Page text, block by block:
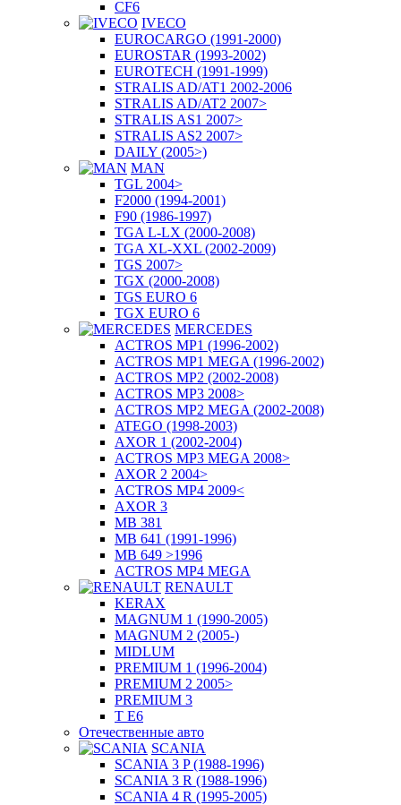
CF6
IVECO
EUROCARGO (1991-2000)
EUROSTAR (1993-2002)
EUROTECH (1991-1999)
STRALIS AD/AT1 2002-2006
STRALIS AD/AT2 2007>
STRALIS AS1 2007>
STRALIS AS2 2007>
DAILY (2005>)
MAN
TGL 2004>
F2000 (1994-2001)
F90 (1986-1997)
TGA L-LX (2000-2008)
TGA XL-XXL (2002-2009)
TGS 2007>
TGX (2000-2008)
TGS EURO 6
TGX EURO 6
MERCEDES
ACTROS MP1 (1996-2002)
ACTROS MP1 MEGA (1996-2002)
ACTROS MP2 (2002-2008)
ACTROS MP3 2008>
ACTROS MP2 MEGA (2002-2008)
ATEGO (1998-2003)
AXOR 1 (2002-2004)
ACTROS MP3 MEGA 2008>
AXOR 2 2004>
ACTROS MP4 2009<
AXOR 3
MB 381
MB 641 (1991-1996)
MB 649 >1996
ACTROS MP4 MEGA
RENAULT
KERAX
MAGNUM 1 (1990-2005)
MAGNUM 2 (2005-)
MIDLUM
PREMIUM 1 (1996-2004)
PREMIUM 2 2005>
PREMIUM 3
T E6
Отечественные авто
SCANIA
SCANIA 3 P (1988-1996)
SCANIA 3 R (1988-1996)
SCANIA 4 R (1995-2005)